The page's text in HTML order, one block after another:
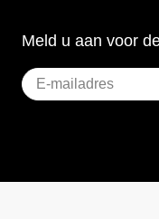
Meld u aan voor
E-
mailadres